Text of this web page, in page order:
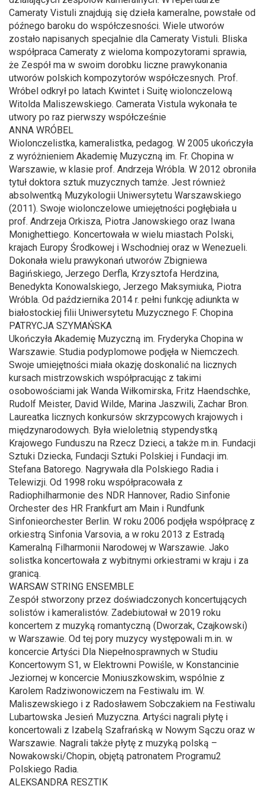
Cameraty Vistuli znajdują się dzieła kameralne, powstałe od
późnego baroku do współczesności. Wiele utworów
zostało napisanych specjalnie dla Cameraty Vistuli. Bliska
współpraca Cameraty z wieloma kompozytorami sprawia,
że Zespół ma w swoim dorobku liczne prawykonania
utworów polskich kompozytorów współczesnych. Prof.
Wróbel odkrył po latach Kwintet i Suitę wiolonczelową
Witolda Maliszewskiego. Camerata Vistula wykonała te
utwory po raz pierwszy współcześnie
ANNA WRÓBEL
Wiolonczelistka, kameralistka, pedagog. W 2005 ukończyła
z wyróżnieniem Akademię Muzyczną im. Fr. Chopina w
Warszawie, w klasie prof. Andrzeja Wróbla. W 2012 obroniła
tytuł doktora sztuk muzycznych tamże. Jest również
absolwentką Muzykologii Uniwersytetu Warszawskiego
(2011). Swoje wiolonczelowe umiejętności pogłębiała u
prof. Andrzeja Orkisza, Piotra Janowskiego oraz Iwana
Monighettiego. Koncertowała w wielu miastach Polski,
krajach Europy Środkowej i Wschodniej oraz w Wenezueli.
Dokonała wielu prawykonań utworów Zbigniewa
Bagińskiego, Jerzego Derfla, Krzysztofa Herdzina,
Benedykta Konowalskiego, Jerzego Maksymiuka, Piotra
Wróbla. Od października 2014 r. pełni funkcję adiunkta w
białostockiej filii Uniwersytetu Muzycznego F. Chopina
PATRYCJA SZYMAŃSKA
Ukończyła Akademię Muzyczną im. Fryderyka Chopina w
Warszawie. Studia podyplomowe podjęła w Niemczech.
Swoje umiejętności miała okazję doskonalić na licznych
kursach mistrzowskich współpracując z takimi
osobowościami jak Wanda Wiłkomirska, Fritz Haendschke,
Rudolf Meister, David Wilde, Marina Jaszwili, Zachar Bron.
Laureatka licznych konkursów skrzypcowych krajowych i
międzynarodowych. Była wieloletnią stypendystką
Krajowego Funduszu na Rzecz Dzieci, a także m.in. Fundacji
Sztuki Dziecka, Fundacji Sztuki Polskiej i Fundacji im.
Stefana Batorego. Nagrywała dla Polskiego Radia i
Telewizji. Od 1998 roku współpracowała z
Radiophilharmonie des NDR Hannover, Radio Sinfonie
Orchester des HR Frankfurt am Main i Rundfunk
Sinfonieorchester Berlin. W roku 2006 podjęła współpracę z
orkiestrą Sinfonia Varsovia, a w roku 2013 z Estradą
Kameralną Filharmonii Narodowej w Warszawie. Jako
solistka koncertowała z wybitnymi orkiestrami w kraju i za
granicą.
WARSAW STRING ENSEMBLE
Zespół stworzony przez doświadczonych koncertujących
solistów i kameralistów. Zadebiutował w 2019 roku
koncertem z muzyką romantyczną (Dworzak, Czajkowski)
w Warszawie. Od tej pory muzycy występowali m.in. w
koncercie Artyści Dla Niepełnosprawnych w Studiu
Koncertowym S1, w Elektrowni Powiśle, w Konstancinie
Jeziornej w koncercie Moniuszkowskim, wspólnie z
Karolem Radziwonowiczem na Festiwalu im. W.
Maliszewskiego i z Radosławem Sobczakiem na Festiwalu
Lubartowska Jesień Muzyczna. Artyści nagrali płytę i
koncertowali z Izabelą Szafrańską w Nowym Sączu oraz w
Warszawie. Nagrali także płytę z muzyką polską –
Nowakowski/Chopin, objętą patronatem Programu2
Polskiego Radia.
ALEKSANDRA RESZTIK